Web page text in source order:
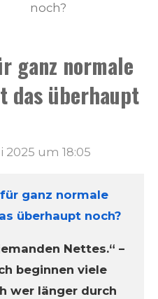
noch?
ganz normale
das überhaupt
um 18:05
ganz normale
überhaupt noch?
Nettes.“ –
beginnen viele
wer länger durch